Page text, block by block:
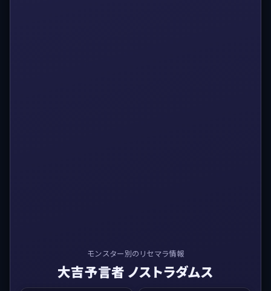
モンスター別のリセマラ情報
大吉予言者 ノストラダムス